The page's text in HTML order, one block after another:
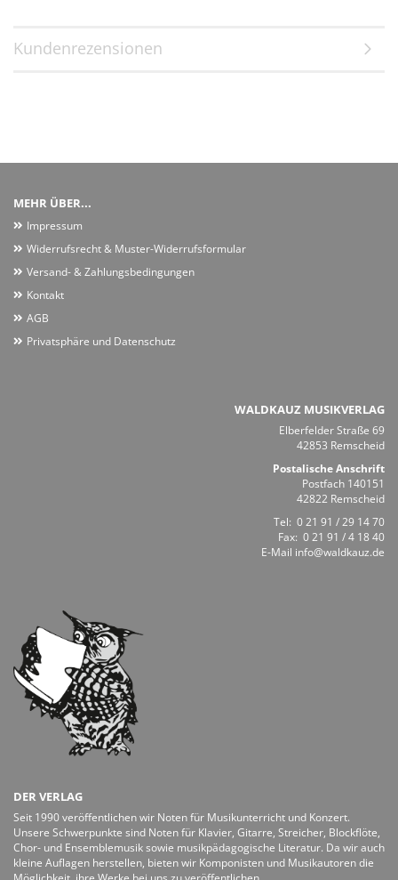
Kundenrezensionen
MEHR ÜBER...
Impressum
Widerrufsrecht & Muster-Widerrufsformular
Versand- & Zahlungsbedingungen
Kontakt
AGB
Privatsphäre und Datenschutz
WALDKAUZ MUSIKVERLAG
Elberfelder Straße 69
42853 Remscheid
Postalische Anschrift
Postfach 140151
42822 Remscheid
Tel: 0 21 91 / 29 14 70
Fax: 0 21 91 / 4 18 40
E-Mail info@waldkauz.de
DER VERLAG
Seit 1990 veröffentlichen wir Noten für Musikunterricht und Konzert.
Unsere Schwerpunkte sind Noten für Klavier, Gitarre, Streicher, Blockflöte,
Chor- und Ensemblemusik sowie musikpädagogische Literatur. Da wir auch
kleine Auflagen herstellen, bieten wir Komponisten und Musikautoren die